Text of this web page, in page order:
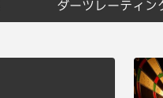
ダーツレーティン